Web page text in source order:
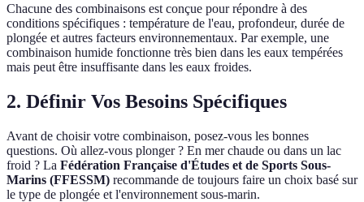
Chacune des combinaisons est conçue pour répondre à des
conditions spécifiques : température de l'eau, profondeur, durée de
plongée et autres facteurs environnementaux. Par exemple, une
combinaison humide fonctionne très bien dans les eaux tempérées
mais peut être insuffisante dans les eaux froides.
2. Définir Vos Besoins Spécifiques
Avant de choisir votre combinaison, posez-vous les bonnes
questions. Où allez-vous plonger ? En mer chaude ou dans un lac
froid ? La Fédération Française d'Études et de Sports Sous-
Marins (FFESSM) recommande de toujours faire un choix basé sur
le type de plongée et l'environnement sous-marin.